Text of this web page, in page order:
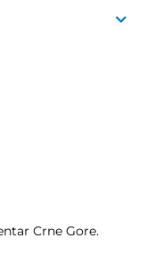
Crne Gore.